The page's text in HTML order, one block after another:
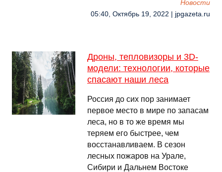
Новости
05:40, Октябрь 19, 2022 | jpgazeta.ru
Дроны, тепловизоры и 3D-
модели: технологии, которые
спасают наши леса
Россия до сих пор занимает
первое место в мире по запасам
леса, но в то же время мы
теряем его быстрее, чем
восстанавливаем. В сезон
лесных пожаров на Урале,
Сибири и Дальнем Востоке